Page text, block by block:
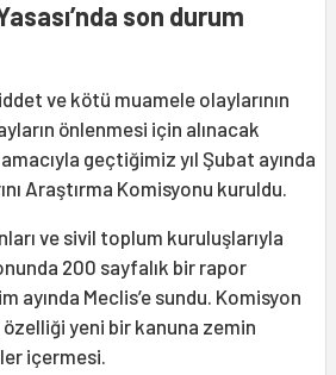
son durum
ve kötü muamele olaylarının
önlenmesi için alınacak
geçtiğimiz yıl Şubat ayında
Araştırma Komisyonu kuruldu.
ve sivil toplum kuruluşlarıyla
200 sayfalık bir rapor
ayında Meclis’e sundu. Komisyon
yeni bir kanuna zemin
içermesi.